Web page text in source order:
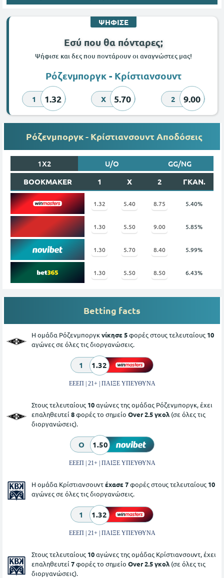
ΨΗΦΙΣΕ
Εσύ που θα πόνταρες;
Ψήφισε και δες που ποντάρουν οι αναγνώστες μας!
Ρόζενμποργκ - Κρίστιανσουντ
1 1.32 X 5.70 2 9.00
Ρόζενμποργκ - Κρίστιανσουντ Αποδόσεις
1X2 U/O
GG/NG
BOOKMAKER
1 X 2 ΓΚΑΝ.
1.32 5.40 8.75 5.40%
1.30 5.50 9.00 5.85%
1.30 5.70 8.40 5.99%
1.30 5.50 8.50 6.43%
Betting facts
Η ομάδα Ρόζενμποργκνίκησε 5φορές στους τελευταίους 10
αγώνες σε όλες τις διοργανώσεις.
1 1.32
ΕΕΕΠ | 21+ | ΠΑΙΞΕ ΥΠΕΥΘΥΝΑ
Στους τελευταίους 10αγώνες της ομάδας Ρόζενμποργκ, έχει
επαληθευτεί 8φορές το σημείο Over 2.5 γκολ (σε όλες τις
διοργανώσεις).
O 1.50
ΕΕΕΠ | 21+ | ΠΑΙΞΕ ΥΠΕΥΘΥΝΑ
Η ομάδα Κρίστιανσουντέχασε 7φορές στους τελευταίους 10
αγώνες σε όλες τις διοργανώσεις.
1 1.32
ΕΕΕΠ | 21+ | ΠΑΙΞΕ ΥΠΕΥΘΥΝΑ
Στους τελευταίους 10αγώνες της ομάδας Κρίστιανσουντ, έχει
επαληθευτεί 7φορές το σημείο Over 2.5 γκολ (σε όλες τις
διοργανώσεις).